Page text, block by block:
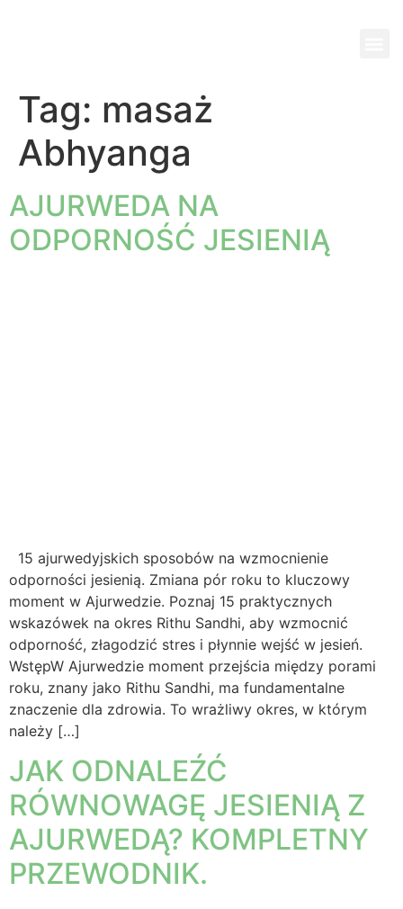
Tag: masaż
Abhyanga
AJURWEDA NA
ODPORNOŚĆ JESIENIĄ
15 ajurwedyjskich sposobów na wzmocnienie
odporności jesienią. Zmiana pór roku to kluczowy
moment w Ajurwedzie. Poznaj 15 praktycznych
wskazówek na okres Rithu Sandhi, aby wzmocnić
odporność, złagodzić stres i płynnie wejść w jesień.
WstępW Ajurwedzie moment przejścia między porami
roku, znany jako Rithu Sandhi, ma fundamentalne
znaczenie dla zdrowia. To wrażliwy okres, w którym
należy […]
JAK ODNALEŹĆ
RÓWNOWAGĘ JESIENIĄ Z
AJURWEDĄ? KOMPLETNY
PRZEWODNIK.